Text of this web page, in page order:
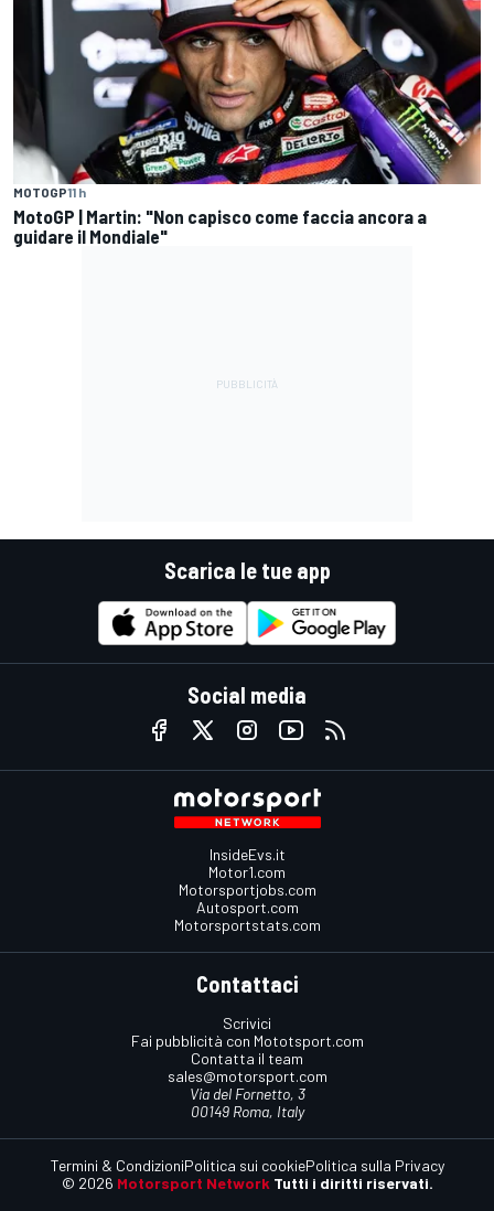
MOTOGP11 h
MotoGP | Martin: "Non capisco come faccia ancora a
guidare il Mondiale"
Scarica le tue app
Social media
InsideEvs.it
Motor1.com
Motorsportjobs.com
Autosport.com
Motorsportstats.com
Contattaci
Scrivici
Fai pubblicità con Mototsport.com
Contatta il team
sales@motorsport.com
Via del Fornetto, 3
00149 Roma, Italy
© 2026 Motorsport Network Tutti i diritti riservati.
Termini & CondizioniPolitica sui cookiePolitica sulla Privacy